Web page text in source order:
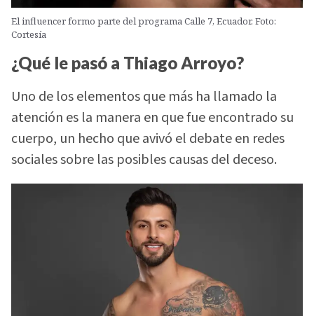
El influencer formo parte del programa Calle 7, Ecuador. Foto:
Cortesía
¿Qué le pasó a Thiago Arroyo?
Uno de los elementos que más ha llamado la
atención es la manera en que fue encontrado su
cuerpo, un hecho que avivó el debate en redes
sociales sobre las posibles causas del deceso.